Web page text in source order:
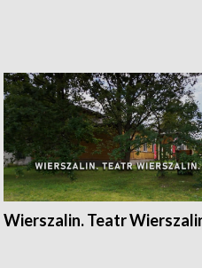
Wierszalin. Teatr